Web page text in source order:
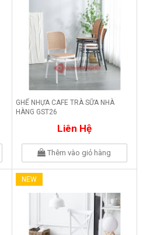
GHẾ NHỰA CAFE TRÀ SỮA NHÀ
HÀNG GST26
Liên Hệ
Thêm vào giỏ hàng
NEW